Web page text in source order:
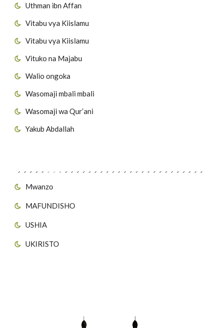
Uthman ibn Affan
Vitabu vya Kiislamu
Vitabu vya Kiislamu
Vituko na Majabu
Walio ongoka
Wasomaji mbali mbali
Wasomaji wa Qur’ani
Yakub Abdallah
Mwanzo
MAFUNDISHO
USHIA
UKIRISTO